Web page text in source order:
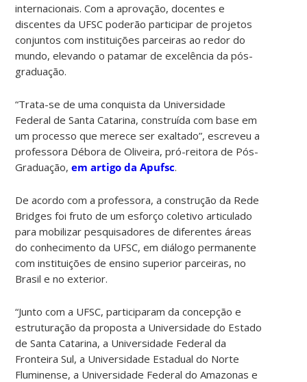
internacionais. Com a aprovação, docentes e
discentes da UFSC poderão participar de projetos
conjuntos com instituições parceiras ao redor do
mundo, elevando o patamar de excelência da pós-
graduação.
“Trata-se de uma conquista da Universidade
Federal de Santa Catarina, construída com base em
um processo que merece ser exaltado”, escreveu a
professora Débora de Oliveira, pró-reitora de Pós-
Graduação, em artigo da Apufsc.
De acordo com a professora, a construção da Rede
Bridges foi fruto de um esforço coletivo articulado
para mobilizar pesquisadores de diferentes áreas
do conhecimento da UFSC, em diálogo permanente
com instituições de ensino superior parceiras, no
Brasil e no exterior.
“Junto com a UFSC, participaram da concepção e
estruturação da proposta a Universidade do Estado
de Santa Catarina, a Universidade Federal da
Fronteira Sul, a Universidade Estadual do Norte
Fluminense, a Universidade Federal do Amazonas e